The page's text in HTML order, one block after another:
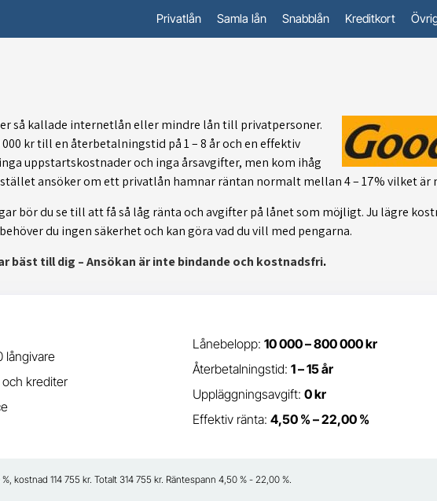
Privatlån Samla lån Snabblån Kreditkort
så kallade internetlån eller mindre lån till privatpersoner.
kr till en återbetalningstid på 1 – 8 år och en effektiv
uppstartskostnader och inga årsavgifter, men kom ihåg
ansöker om ett privatlån hamnar räntan normalt mellan 4 – 17% vilket är
bör du se till att få så låg ränta och avgifter på lånet som möjligt. Ju lägre
du ingen säkerhet och kan göra vad du vill med pengarna.
bäst till dig – Ansökan är inte bindande och kostnadsfri.
långivare
och krediter
Lånebelopp: 10 000 – 800 000 kr
Återbetalningstid: 1 – 15 år
Uppläggningsavgift: 0 kr
Effektiv ränta: 4,50 % – 22,00 %
kostnad 114 755 kr. Totalt 314 755 kr. Räntespann 4,50 % - 22,00 %.